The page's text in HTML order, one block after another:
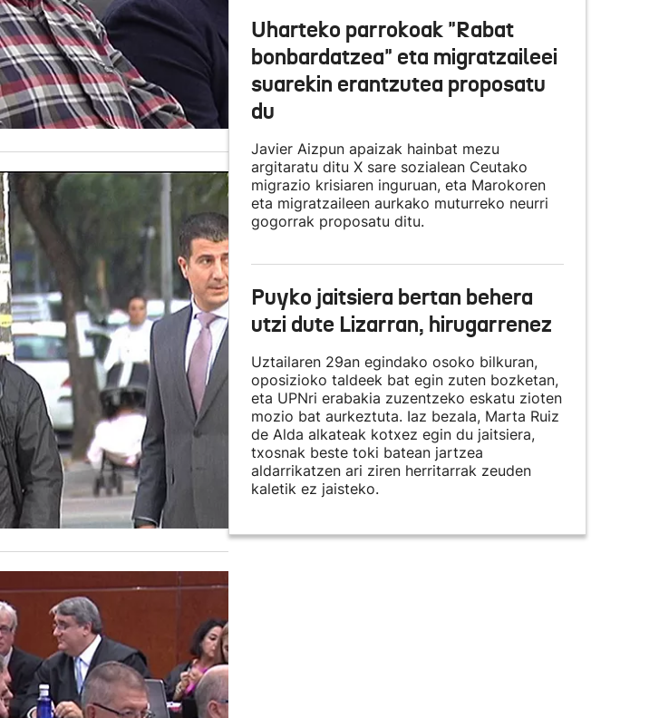
Uharteko parrokoak "Rabat
bonbardatzea" eta migratzaileei
suarekin erantzutea proposatu
du
Javier Aizpun apaizak hainbat mezu
argitaratu ditu X sare sozialean Ceutako
migrazio krisiaren inguruan, eta Marokoren
eta migratzaileen aurkako muturreko neurri
gogorrak proposatu ditu.
Puyko jaitsiera bertan behera
utzi dute Lizarran, hirugarrenez
Uztailaren 29an egindako osoko bilkuran,
oposizioko taldeek bat egin zuten bozketan,
eta UPNri erabakia zuzentzeko eskatu zioten
mozio bat aurkeztuta. Iaz bezala, Marta Ruiz
de Alda alkateak kotxez egin du jaitsiera,
txosnak beste toki batean jartzea
aldarrikatzen ari ziren herritarrak zeuden
kaletik ez jaisteko.